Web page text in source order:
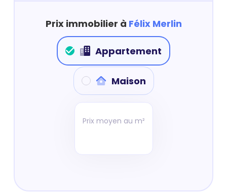
Prix immobilier à Félix Merlin
Appartement
Maison
Prix moyen au m²